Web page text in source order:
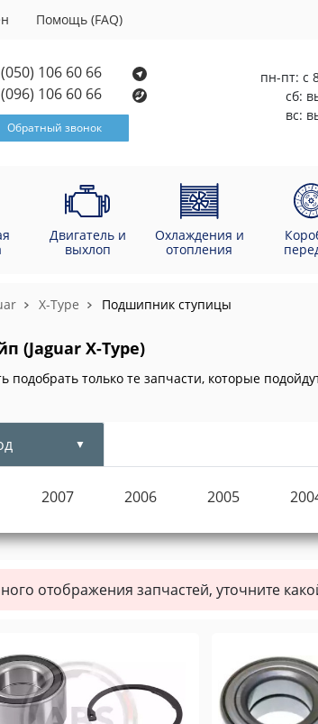
Помощь (FAQ)
(050) 106 60 66
(096) 106 60 66
Обратный звонок
пн-пт: с
сб:
вс:
Двигатель и
выхлоп
Охлаждения и
отопления
X-Type Подшипник ступицы
(Jaguar X-Type)
подобрать только те запчасти, которые
2007 2006 2005
отображения запчастей, уточните